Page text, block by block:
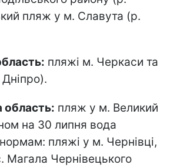
пляж у м. Славута (р.
пляжі м. Черкаси та
область: пляж у м. Великий
на 30 липня вода
пляжі у м. Чернівці,
Магала Чернівецького